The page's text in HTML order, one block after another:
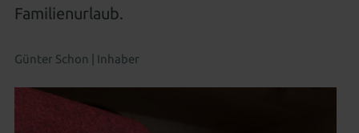
Familienurlaub.
Günter Schon | Inhaber